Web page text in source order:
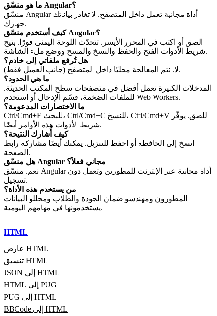
ما هو منسّق Angular؟
منسّق Angular أداة مجانية تعمل داخل المتصفح. لا تغادر بياناتك
جهازك.
كيف أستخدم منسّق Angular؟
الصق أو اكتب في المحرر الأيسر. تتحدّث اللوحة اليمنى فورًا. يتيح
شريط الأدوات الفتح والحفظ والنسخ والمسح ووضع ملء الشاشة.
هل تُرفع ملفاتي إلى خادم؟
لا. تتم المعالجة محليًا داخل المتصفح (جانب العميل فقط).
ما هي الحدود؟
المدخلات الكبيرة تعمل أفضل في متصفحات سطح المكتب الحديثة.
للملفات الضخمة، قسّم الإدخال أو استخدم Web Workers.
ما الاختصارات المدعومة؟
Ctrl/Cmd+F للبحث، Ctrl/Cmd+C للنسخ، Ctrl/Cmd+V للصق. يوفّر
شريط الأدوات هذه الأوامر أيضًا.
كيف أُشارك النتيجة؟
انسخ إلى الحافظة أو احفظ للتنزيل. يمكنك أيضًا مشاركة رابط
الصفحة.
هل منسّق Angular مجاني فعلاً؟
نعم. منسّق Angular أداة مجانية عبر الإنترنت للمطورين وتعمل دون
تسجيل.
من يستخدم هذه الأداة؟
المطورون ومهندسو ضمان الجودة والطلاب ومحللو البيانات
يستخدمونها في مهامهم اليومية.
HTML
عارض HTML
تنسيق HTML
JSON إلى HTML
HTML إلى PUG
PUG إلى HTML
BBCode إلى HTML